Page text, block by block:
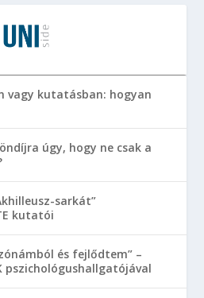
vagy kutatásban: hogyan
úgy, hogy ne csak a
sarkát”
kutatói
és fejlődtem” –
pszichológushallgatójával